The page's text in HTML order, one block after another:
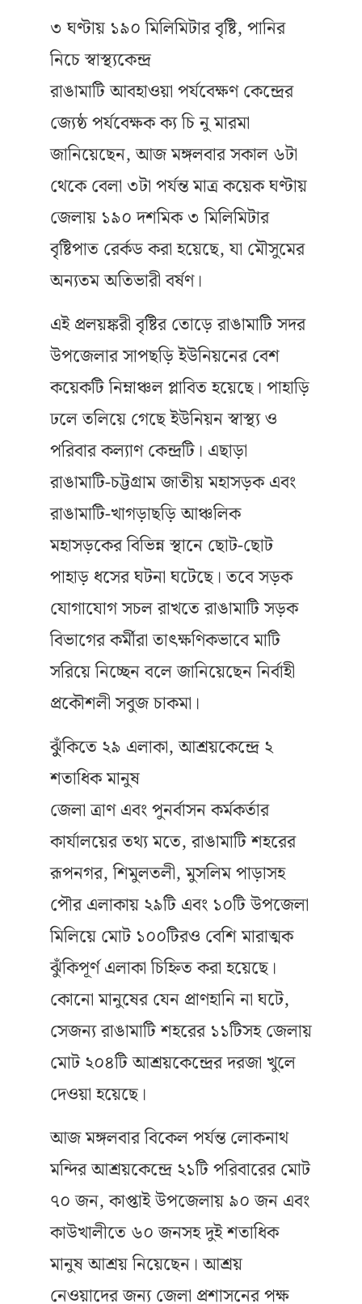
৩ ঘণ্টায় ১৯০ মিলিমিটার বৃষ্টি, পানির
নিচে স্বাস্থ্যকেন্দ্র
রাঙামাটি আবহাওয়া পর্যবেক্ষণ কেন্দ্রের
জ্যেষ্ঠ পর্যবেক্ষক ক্য চি নু মারমা
জানিয়েছেন, আজ মঙ্গলবার সকাল ৬টা
থেকে বেলা ৩টা পর্যন্ত মাত্র কয়েক ঘণ্টায়
জেলায় ১৯০ দশমিক ৩ মিলিমিটার
বৃষ্টিপাত রের্কড করা হয়েছে, যা মৌসুমের
অন্যতম অতিভারী বর্ষণ।
এই প্রলয়ঙ্করী বৃষ্টির তোড়ে রাঙামাটি সদর
উপজেলার সাপছড়ি ইউনিয়নের বেশ
কয়েকটি নিম্নাঞ্চল প্লাবিত হয়েছে। পাহাড়ি
ঢলে তলিয়ে গেছে ইউনিয়ন স্বাস্থ্য ও
পরিবার কল্যাণ কেন্দ্রটি। এছাড়া
রাঙামাটি-চট্টগ্রাম জাতীয় মহাসড়ক এবং
রাঙামাটি-খাগড়াছড়ি আঞ্চলিক
মহাসড়কের বিভিন্ন স্থানে ছোট-ছোট
পাহাড় ধসের ঘটনা ঘটেছে। তবে সড়ক
যোগাযোগ সচল রাখতে রাঙামাটি সড়ক
বিভাগের কর্মীরা তাৎক্ষণিকভাবে মাটি
সরিয়ে নিচ্ছেন বলে জানিয়েছেন নির্বাহী
প্রকৌশলী সবুজ চাকমা।
ঝুুঁকিতে ২৯ এলাকা, আশ্রয়কেন্দ্রে ২
শতাধিক মানুষ
জেলা ত্রাণ এবং পুনর্বাসন কর্মকর্তার
কার্যালয়ের তথ্য মতে, রাঙামাটি শহরের
রূপনগর, শিমুলতলী, মুসলিম পাড়াসহ
পৌর এলাকায় ২৯টি এবং ১০টি উপজেলা
মিলিয়ে মোট ১০০টিরও বেশি মারাত্মক
ঝুঁকিপূর্ণ এলাকা চিহ্নিত করা হয়েছে।
কোনো মানুষের যেন প্রাণহানি না ঘটে,
সেজন্য রাঙামাটি শহরের ১১টিসহ জেলায়
মোট ২০৪টি আশ্রয়কেন্দ্রের দরজা খুলে
দেওয়া হয়েছে।
আজ মঙ্গলবার বিকেল পর্যন্ত লোকনাথ
মন্দির আশ্রয়কেন্দ্রে ২১টি পরিবারের মোট
৭০ জন, কাপ্তাই উপজেলায় ৯০ জন এবং
কাউখালীতে ৬০ জনসহ দুই শতাধিক
মানুষ আশ্রয় নিয়েছেন। আশ্রয়
নেওয়াদের জন্য জেলা প্রশাসনের পক্ষ